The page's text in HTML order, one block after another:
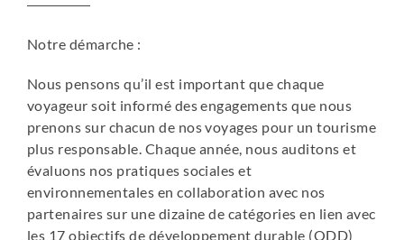
Tenorio - Hotel 3*
12 bungalows jouit d’une vue exceptionnelle sur le
volcan Tenorio. Les chambres sont spacieuses, élégantes
et parfaitement agencées pour votre plus grand confort.
Construit sur une propriété de sept hectares, au milieu
de jardins d'Héliconias, d’arbres fruitiers et d’une
végétation tropicale entourant deux lagunes naturelles,
le Lodge a été pensé pour offrir aux hôtes calme, détente
Notre démarche :
Nous pensons qu’il est important que chaque
voyageur soit informé des engagements que nous
prenons sur chacun de nos voyages pour un tourisme
plus responsable. Chaque année, nous auditons et
évaluons nos pratiques sociales et
environnementales en collaboration avec nos
partenaires sur une dizaine de catégories en lien avec
les 17 objectifs de développement durable (ODD)